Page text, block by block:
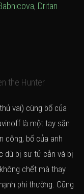
, Dritan
the Hunter
vai) cùng bố của
là một tay săn
công, bố của anh
dù bị sư tử cắn và bị
chết mà thay
phi thường. Cũng